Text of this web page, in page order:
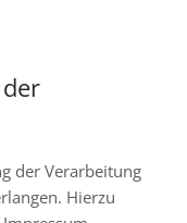
der Verarbeitung
Hierzu